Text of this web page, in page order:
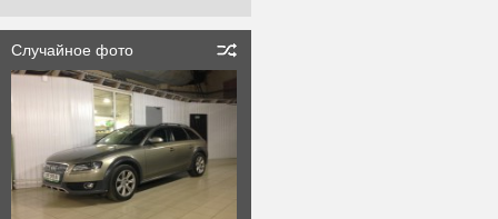
Случайное фото